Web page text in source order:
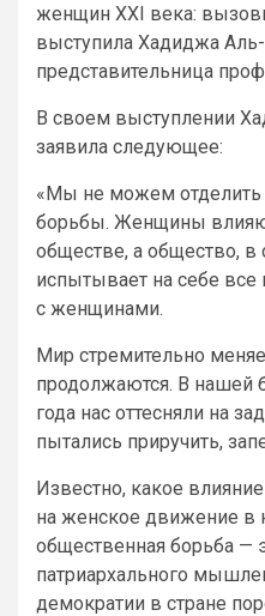
женщин XXI века:
выступила Хадиджа
представительница
В своем выступлении
заявила следующее:
«Мы не можем отделить
борьбы. Женщины
обществе, а общество,
испытывает на себе
с женщинами.
Мир стремительно
продолжаются. В нашей
года нас оттесняли на
пытались приручить,
Известно, какое
на женское движение в
общественная борьба —
патриархального
демократии в стране